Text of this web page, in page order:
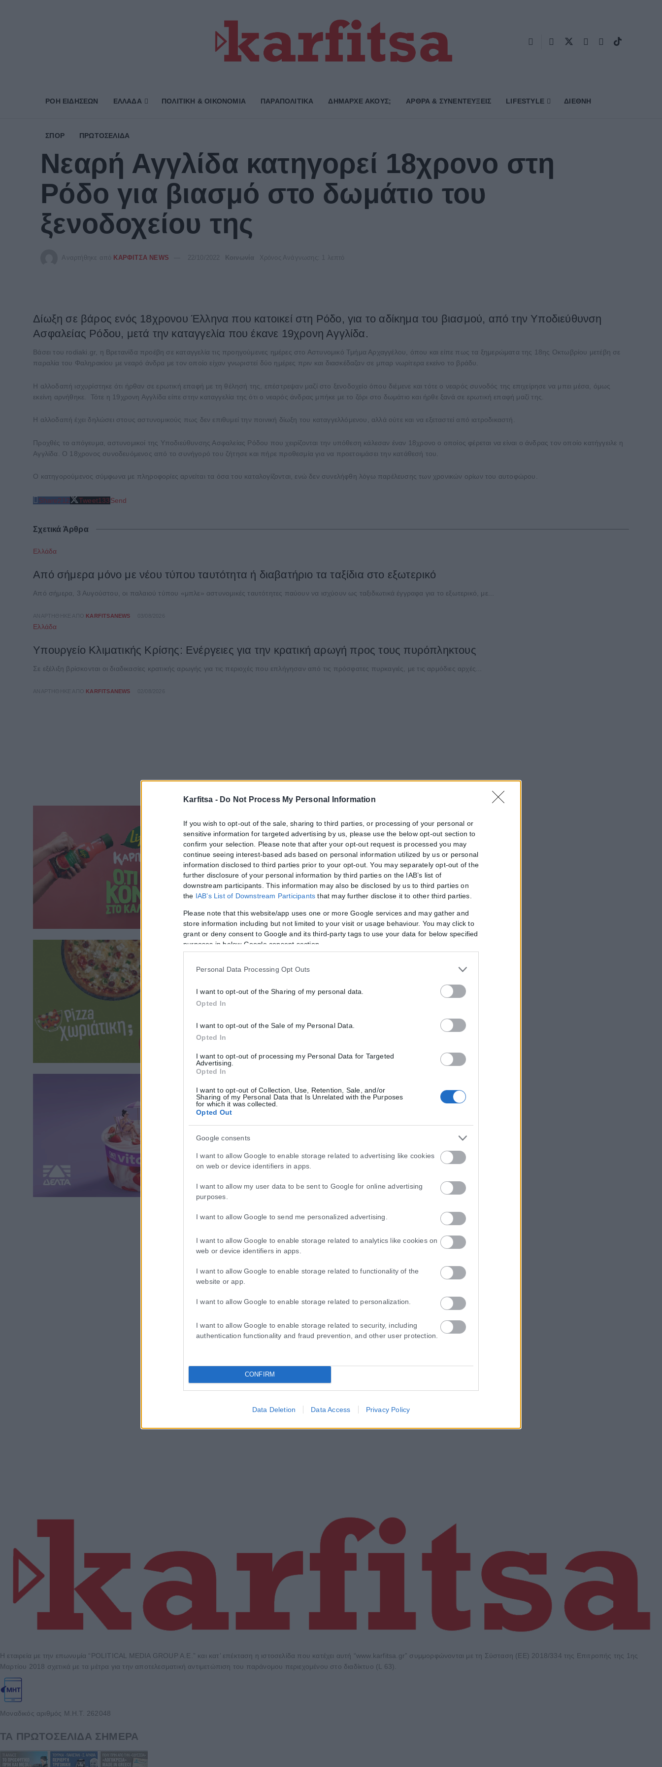
Karfitsa - Do Not Process My Personal Information
If you wish to opt-out of the sale, sharing to third parties, or processing of your personal or
sensitive information for targeted advertising by us, please use the below opt-out section to
confirm your selection. Please note that after your opt-out request is processed you may
continue seeing interest-based ads based on personal information utilized by us or personal
information disclosed to third parties prior to your opt-out. You may separately opt-out of the
further disclosure of your personal information by third parties on the IAB’s list of
downstream participants. This information may also be disclosed by us to third parties on
the IAB’s List of Downstream Participants that may further disclose it to other third parties.
Please note that this website/app uses one or more Google services and may gather and
store information including but not limited to your visit or usage behaviour. You may click to
grant or deny consent to Google and its third-party tags to use your data for below specified
purposes in below Google consent section.
Personal Data Processing Opt Outs
I want to opt-out of the Sharing of my personal data.
Opted In
I want to opt-out of the Sale of my Personal Data.
Opted In
I want to opt-out of processing my Personal Data for Targeted
Advertising.
Opted In
I want to opt-out of Collection, Use, Retention, Sale, and/or
Sharing of my Personal Data that Is Unrelated with the Purposes
for which it was collected.
Opted Out
Google consents
I want to allow Google to enable storage related to advertising like cookies
on web or device identifiers in apps.
I want to allow my user data to be sent to Google for online advertising
purposes.
I want to allow Google to send me personalized advertising.
I want to allow Google to enable storage related to analytics like cookies on
web or device identifiers in apps.
I want to allow Google to enable storage related to functionality of the
website or app.
I want to allow Google to enable storage related to personalization.
I want to allow Google to enable storage related to security, including
authentication functionality and fraud prevention, and other user protection.
CONFIRM
Data Deletion Data Access Privacy Policy
ΡΟΗ ΕΙΔΗΣΕΩΝ ΕΛΛΑΔΑ ΠΟΛΙΤΙΚΗ & ΟΙΚΟΝΟΜΙΑ ΠΑΡΑΠΟΛΙΤΙΚΑ ΔΗΜΑΡΧE ΑΚΟΥΣ; ΑΡΘΡΑ & ΣΥΝΕΝΤΕΥΞΕΙΣ LIFESTYLE ΔΙΕΘΝΗ
ΣΠΟΡ ΠΡΩΤΟΣΈΛΙΔΑ
Νεαρή Αγγλίδα κατηγορεί 18χρονο στη
Ρόδο για βιασμό στο δωμάτιο του
ξενοδοχείου της
Αναρτήθηκε από ΚΑΡΦΙΤΣΑ NEWS 22/10/2022 Κοινωνία Χρόνος Ανάγνωσης: 1 λεπτό
Δίωξη σε βάρος ενός 18χρονου Έλληνα που κατοικεί στη Ρόδο, για το αδίκημα του βιασμού, από την Υποδιεύθυνση
Ασφαλείας Ρόδου, μετά την καταγγελία που έκανε 19χρονη Αγγλίδα.
Βάσει του rodiaki.gr, η Βρετανίδα προέβη σε καταγγελία τις προηγούμενες ημέρες στο Αστυνομικό Τμήμα Αρχαγγέλου, όπου και είπε πως τα ξημερώματα της 18ης Οκτωβρίου μετέβη σε
παραλία του Φαληρακίου με νεαρό άνδρα με τον οποίο είχαν γνωριστεί δύο ημέρες πριν και διασκέδαζαν σε μπαρ νωρίτερα εκείνο το βράδυ.
Η αλλοδαπή ισχυρίστηκε ότι ήρθαν σε ερωτική επαφή με τη θέλησή της, επέστρεψαν μαζί στο ξενοδοχείο όπου διέμενε και τότε ο νεαρός συνοδός της επιχείρησε να μπει μέσα, όμως
εκείνη αρνήθηκε. Τότε η 19χρονη Αγγλίδα είπε στην καταγγελία της ότι ο νεαρός άνδρας μπήκε με το ζόρι στο δωμάτιο και ήρθε ξανά σε ερωτική επαφή μαζί της.
Η αλλοδαπή έχει δηλώσει στους αστυνομικούς πως δεν επιθυμεί την ποινική δίωξη του καταγγελλόμενου, αλλά ούτε και να εξεταστεί από ιατροδικαστή.
Προχθές το απόγευμα, αστυνομικοί της Υποδιεύθυνσης Ασφαλείας Ρόδου που χειρίζονται την υπόθεση κάλεσαν έναν 18χρονο ο οποίος φέρεται να είναι ο άνδρας τον οποίο κατήγγειλε η
Αγγλίδα. Ο 18χρονος συνοδευόμενος από το συνήγορό του ζήτησε και πήρε προθεσμία για να προετοιμάσει την κατάθεσή του.
Ο κατηγορούμενος σύμφωνα με πληροφορίες αρνείται τα όσα του καταλογίζονται, ενώ δεν συνελήφθη λόγω παρέλευσης των χρονικών ορίων του αυτοφώρου.
Share212 Tweet133Send
Σχετικά Άρθρα
Ελλάδα
Από σήμερα μόνο με νέου τύπου ταυτότητα ή διαβατήριο τα ταξίδια στο εξωτερικό
Από σήμερα, 3 Αυγούστου, οι παλαιού τύπου «μπλε» αστυνομικές ταυτότητες παύουν να ισχύουν ως ταξιδιωτικά έγγραφα για το εξωτερικό, με...
ΑΝΑΡΤΉΘΗΚΕ ΑΠΌ KARFITSANEWS
Ελλάδα
Υπουργείο Κλιματικής Κρίσης: Ενέργειες για την κρατική αρωγή προς τους πυρόπληκτους
Σε εξέλιξη βρίσκονται οι διαδικασίες κρατικής αρωγής για τις περιοχές που επλήγησαν από τις πρόσφατες πυρκαγιές, με τις αρμόδιες αρχές...
ΑΝΑΡΤΉΘΗΚΕ ΑΠΌ KARFITSANEWS
Η εταιρεία με την επωνυμία “POLITICAL MEDIA GROUP A.E.” και κατ’ επέκταση η ιστοσελίδα που κατέχει αυτή “www.karfitsa.gr” συμμορφώνονται με τη Σύσταση (ΕΕ) 2018/334 της Επιτροπής της 1ης
Μαρτίου 2018 σχετικά με τα μέτρα για την αποτελεσματική αντιμετώπιση του παράνομου περιεχομένου στο διαδίκτυο (L 63).
Μοναδικός αριθμός Μ.Η.Τ. 262048
ΤΑ ΠΡΩΤΟΣΕΛΙΔΑ ΣΗΜΕΡΑ